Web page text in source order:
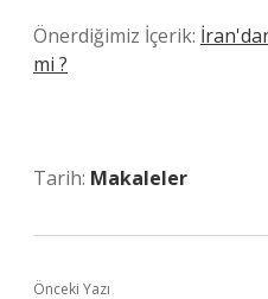
Önerdiğimiz İçerik:
mi ?
Tarih: Makaleler
Önceki Yazı